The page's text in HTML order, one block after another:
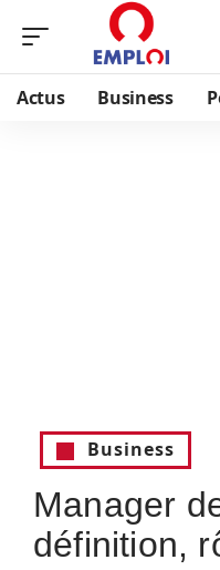
Actus Business
Business
Manager
définition,